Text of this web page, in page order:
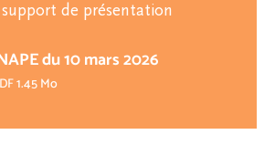
de présentation
du 10 mars 2026
1.45 Mo